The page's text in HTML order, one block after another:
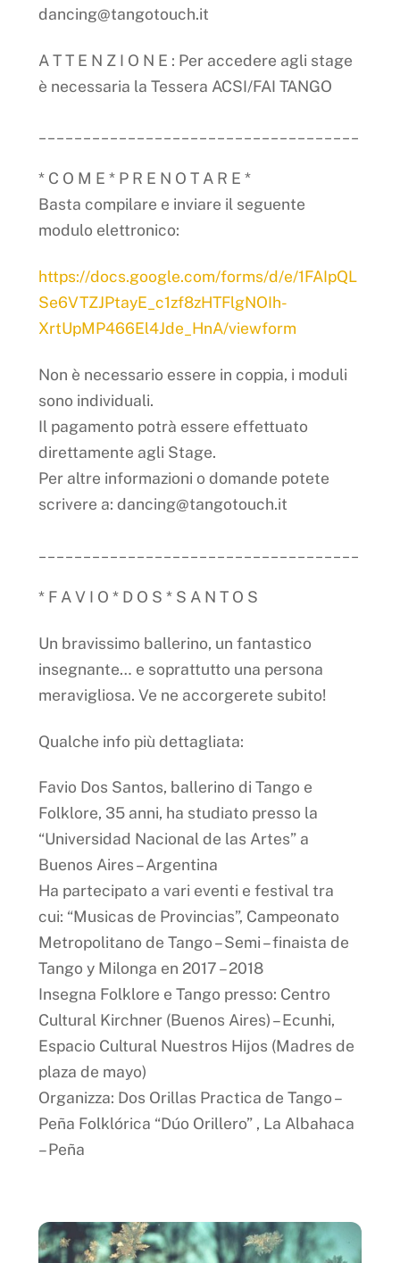
dancing@tangotouch.it
A T T E N Z I O N E : Per accedere agli stage
è necessaria la Tessera ACSI/FAI TANGO
* C O M E * P R E N O T A R E *
Basta compilare e inviare il seguente
modulo elettronico:
https://docs.google.com/forms/d/e/1FAIpQL
Se6VTZJPtayE_c1zf8zHTFlgNOIh-
XrtUpMP466El4Jde_HnA/viewform
Non è necessario essere in coppia, i moduli
sono individuali.
Il pagamento potrà essere effettuato
direttamente agli Stage.
Per altre informazioni o domande potete
scrivere a: dancing@tangotouch.it
* F A V I O * D O S * S A N T O S
Un bravissimo ballerino, un fantastico
insegnante… e soprattutto una persona
meravigliosa. Ve ne accorgerete subito!
Qualche info più dettagliata:
Favio Dos Santos, ballerino di Tango e
Folklore, 35 anni, ha studiato presso la
“Universidad Nacional de las Artes” a
Buenos Aires – Argentina
Ha partecipato a vari eventi e festival tra
cui: “Musicas de Provincias”, Campeonato
Metropolitano de Tango – Semi – finaista de
Tango y Milonga en 2017 – 2018
Insegna Folklore e Tango presso: Centro
Cultural Kirchner (Buenos Aires) – Ecunhi,
Espacio Cultural Nuestros Hijos (Madres de
plaza de mayo)
Organizza: Dos Orillas Practica de Tango –
Peña Folklórica “Dúo Orillero” , La Albahaca
– Peña